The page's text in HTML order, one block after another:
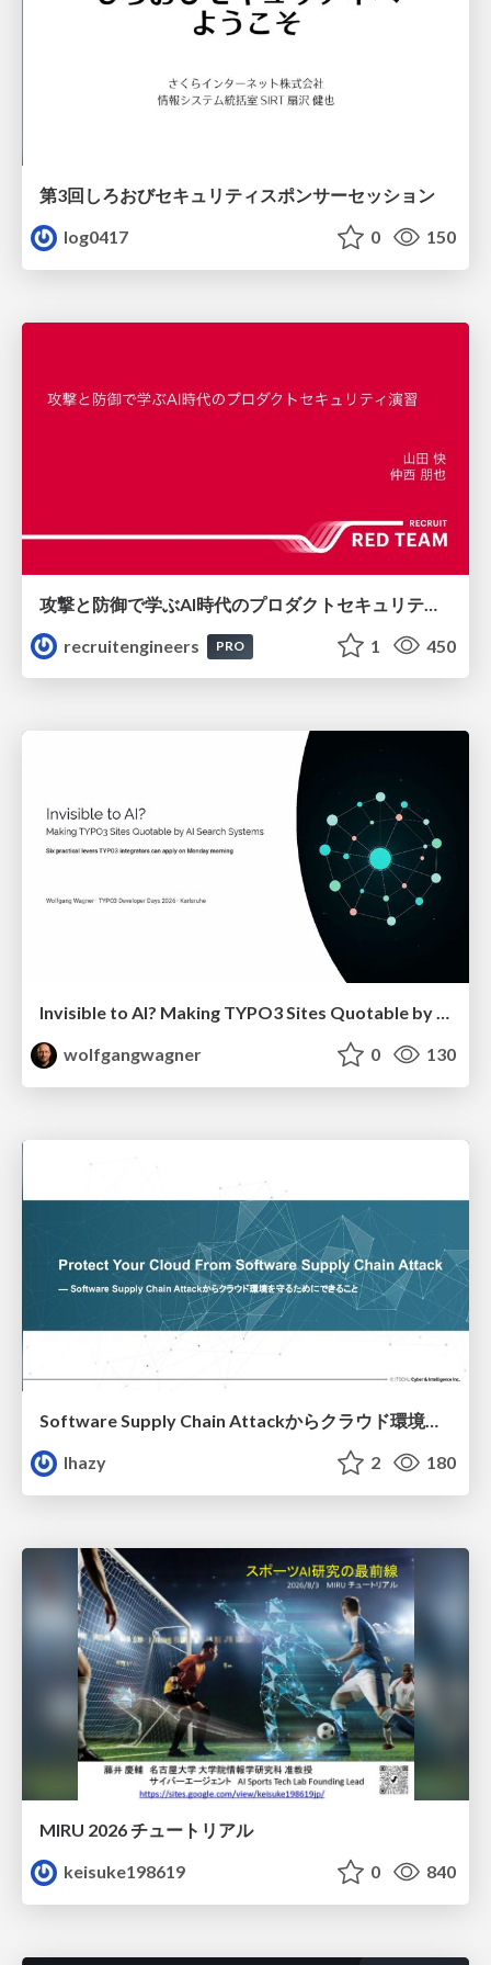
第3回しろおびセキュリティスポンサーセッション
log0417
0 150
recruitengineers
PRO 1 450
Invisible to AI? Making TYPO3 Sites Quotable by AI Search Systems
wolfgangwagner
0 130
Software Supply Chain Attackからクラウド環境を守るためにできること
lhazy
2 180
MIRU 2026 チュートリアル
keisuke198619
0 840